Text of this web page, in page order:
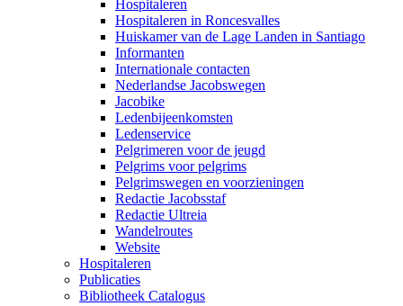
Hospitaleren
Hospitaleren in Roncesvalles
Huiskamer van de Lage Landen in Santiago
Informanten
Internationale contacten
Nederlandse Jacobswegen
Jacobike
Ledenbijeenkomsten
Ledenservice
Pelgrimeren voor de jeugd
Pelgrims voor pelgrims
Pelgrimswegen en voorzieningen
Redactie Jacobsstaf
Redactie Ultreia
Wandelroutes
Website
Hospitaleren
Publicaties
Bibliotheek Catalogus